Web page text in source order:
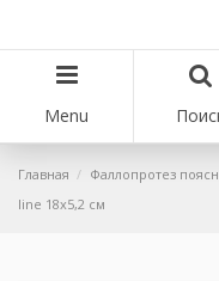
Menu
Главная
Фаллопротез
line 18х5,2 см